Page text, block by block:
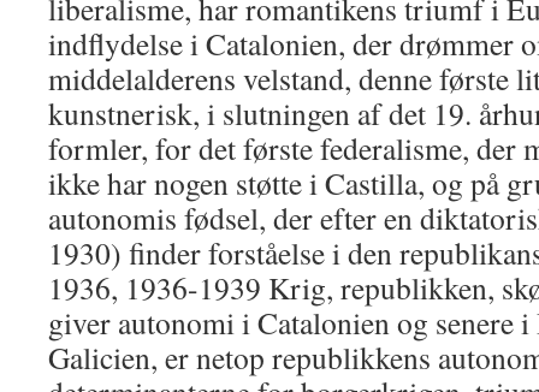
liberalisme, har romantikens triumf i
indflydelse i Catalonien, der drømmer
middelalderens velstand, denne første
kunstnerisk, i slutningen af ​​det 19.
formler, for det første federalisme, der
ikke har nogen støtte i Castilla, og på
autonomis fødsel, der efter en
1930) finder forståelse i den
1936, 1936-1939 Krig, republikken,
giver autonomi i Catalonien og senere i
Galicien, er netop republikkens